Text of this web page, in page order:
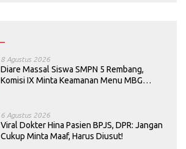
8 Agustus 2026
Diare Massal Siswa SMPN 5 Rembang,
Komisi IX Minta Keamanan Menu MBG
6 Agustus 2026
Viral Dokter Hina Pasien BPJS, DPR: Jangan
Cukup Minta Maaf, Harus Diusut!